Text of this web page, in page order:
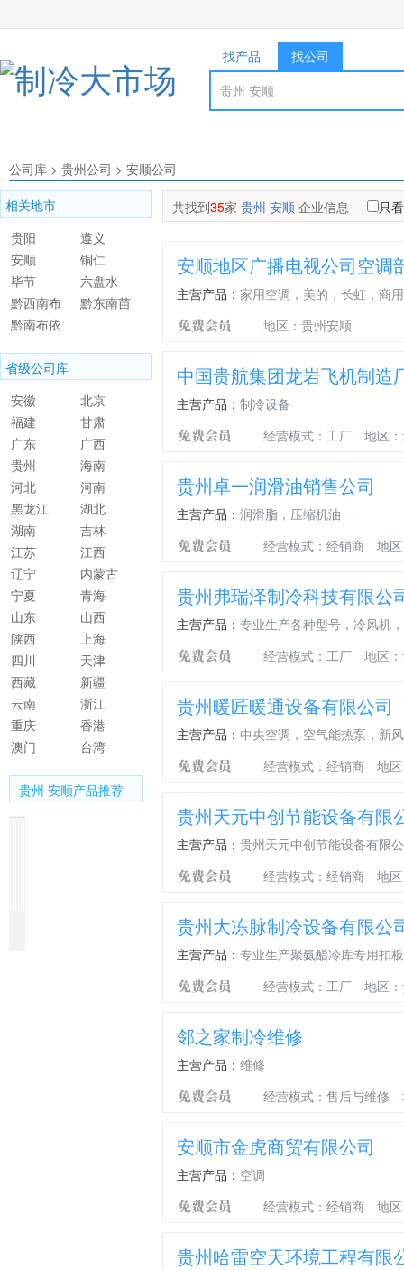
找产品 找公司
公司库 > 贵州公司 > 安顺公司
共找到35家 贵州 安顺企业信息 只
安顺地区广播电视公司空调
主营产品： 家用空调，美的，长虹，商
地区：贵州安顺
中国贵航集团龙岩飞机制造
主营产品： 制冷设备
经营模式：工厂
地区
贵州卓一润滑油销售公司
主营产品： 润滑脂，压缩机油
经营模式：经销商
地
贵州弗瑞泽制冷科技有限公
主营产品： 专业生产各种型号，冷风机
经营模式：工厂
地区
贵州暖匠暖通设备有限公司
主营产品： 中央空调，空气能热泵，新
经营模式：经销商
地
贵州天元中创节能设备有限
主营产品： 贵州天元中创节能设备有限
经营模式：经销商
地
贵州大冻脉制冷设备有限公
主营产品： 专业生产聚氨酯冷库专用扣
经营模式：工厂
地区
邻之家制冷维修
主营产品： 维修
经营模式：售后与维修
安顺市金虎商贸有限公司
主营产品： 空调
经营模式：经销商
地
贵州哈雷空天环境工程有限
相关地市
贵阳
遵义
安顺
铜仁
毕节
六盘水
黔西南布
依族苗族
黔东南苗
黔南布依
治州
省级公司库
安徽
北京
福建
甘肃
广东
广西
贵州
海南
河北
河南
黑龙江
湖北
湖南
吉林
江苏
江西
辽宁
内蒙古
宁夏
青海
山东
山西
陕西
上海
四川
天津
西藏
新疆
云南
浙江
重庆
香港
澳门
台湾
贵州 安顺产品推荐